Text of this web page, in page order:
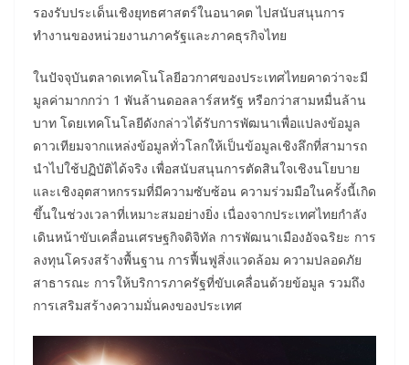
รองรับประเด็นเชิงยุทธศาสตร์ในอนาคต ไปสนับสนุนการ
ทำงานของหน่วยงานภาครัฐและภาคธุรกิจไทย
ในปัจจุบันตลาดเทคโนโลยีอวกาศของประเทศไทยคาดว่าจะมี
มูลค่ามากกว่า 1 พันล้านดอลลาร์สหรัฐ หรือกว่าสามหมื่นล้าน
บาท โดยเทคโนโลยีดังกล่าวได้รับการพัฒนาเพื่อแปลงข้อมูล
ดาวเทียมจากแหล่งข้อมูลทั่วโลกให้เป็นข้อมูลเชิงลึกที่สามารถ
นำไปใช้ปฏิบัติได้จริง เพื่อสนับสนุนการตัดสินใจเชิงนโยบาย
และเชิงอุตสาหกรรมที่มีความซับซ้อน ความร่วมมือในครั้งนี้เกิด
ขึ้นในช่วงเวลาที่เหมาะสมอย่างยิ่ง เนื่องจากประเทศไทยกำลัง
เดินหน้าขับเคลื่อนเศรษฐกิจดิจิทัล การพัฒนาเมืองอัจฉริยะ การ
ลงทุนโครงสร้างพื้นฐาน การฟื้นฟูสิ่งแวดล้อม ความปลอดภัย
สาธารณะ การให้บริการภาครัฐที่ขับเคลื่อนด้วยข้อมูล รวมถึง
การเสริมสร้างความมั่นคงของประเทศ